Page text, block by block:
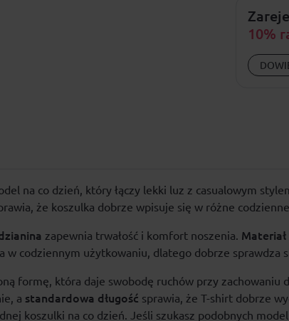
10%
na co dzień, który łączy lekki luz z casualowym
że koszulka dobrze wpisuje się w różne
zapewnia trwałość i komfort noszenia. Materiał
codziennym użytkowaniu, dlatego dobrze sprawdza
formę, która daje swobodę ruchów przy zachowaniu
a standardowa długość sprawia, że T-shirt dobrze
koszulki na co dzień. Jeśli szukasz podobnych